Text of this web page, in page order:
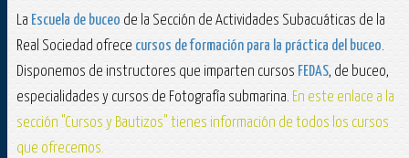
La Escuela de buceo de la Sección de Actividades Subacuáticas de la
Real Sociedad ofrece cursos de formación para la práctica del buceo.
Disponemos de instructores que imparten cursos FEDAS, de buceo,
especialidades y cursos de Fotografía submarina. En este enlace a la
sección "Cursos y Bautizos" tienes información de todos los cursos
que ofrecemos.